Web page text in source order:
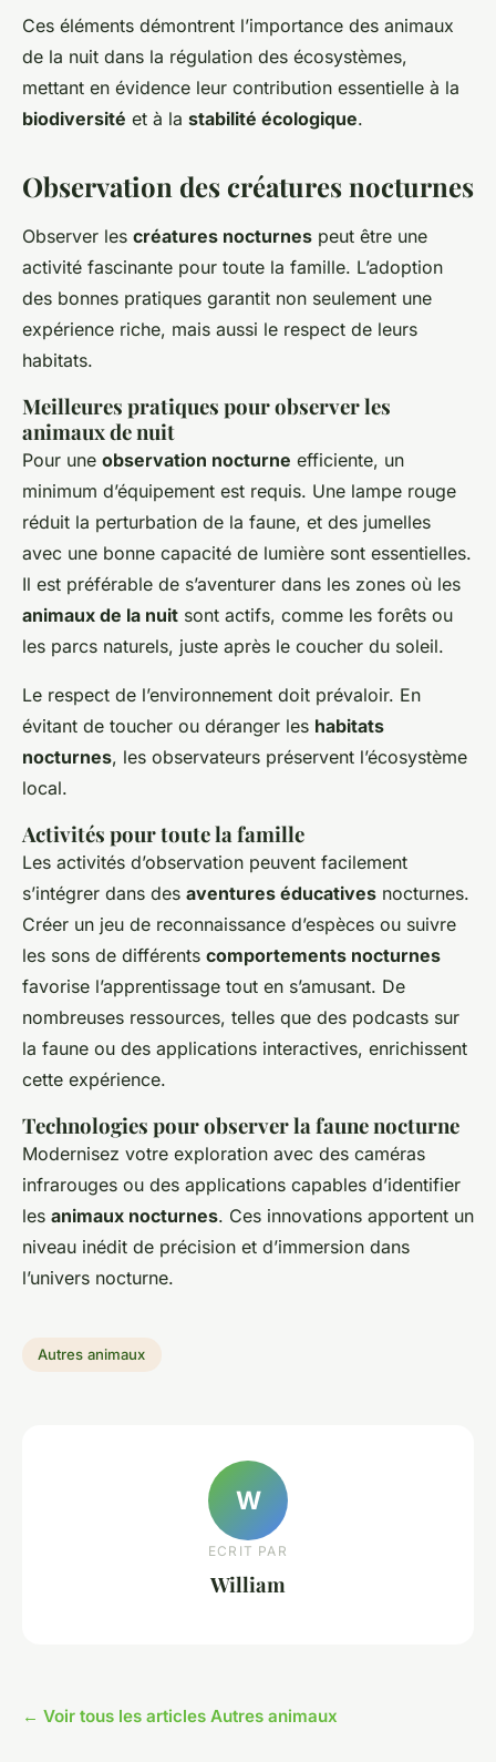
Ces éléments démontrent l’importance des animaux
de la nuit dans la régulation des écosystèmes,
mettant en évidence leur contribution essentielle à la
biodiversité et à la stabilité écologique.
Observation des créatures nocturnes
Observer les créatures nocturnes peut être une
activité fascinante pour toute la famille. L’adoption
des bonnes pratiques garantit non seulement une
expérience riche, mais aussi le respect de leurs
habitats.
Meilleures pratiques pour observer les
animaux de nuit
Pour une observation nocturne efficiente, un
minimum d’équipement est requis. Une lampe rouge
réduit la perturbation de la faune, et des jumelles
avec une bonne capacité de lumière sont essentielles.
Il est préférable de s’aventurer dans les zones où les
animaux de la nuit sont actifs, comme les forêts ou
les parcs naturels, juste après le coucher du soleil.
Le respect de l’environnement doit prévaloir. En
évitant de toucher ou déranger les habitats
nocturnes, les observateurs préservent l’écosystème
local.
Activités pour toute la famille
Les activités d’observation peuvent facilement
s’intégrer dans des aventures éducatives nocturnes.
Créer un jeu de reconnaissance d’espèces ou suivre
les sons de différents comportements nocturnes
favorise l’apprentissage tout en s’amusant. De
nombreuses ressources, telles que des podcasts sur
la faune ou des applications interactives, enrichissent
cette expérience.
Technologies pour observer la faune nocturne
Modernisez votre exploration avec des caméras
infrarouges ou des applications capables d’identifier
les animaux nocturnes. Ces innovations apportent un
niveau inédit de précision et d’immersion dans
l’univers nocturne.
Autres animaux
W
ECRIT PAR
William
← Voir tous les articles Autres animaux